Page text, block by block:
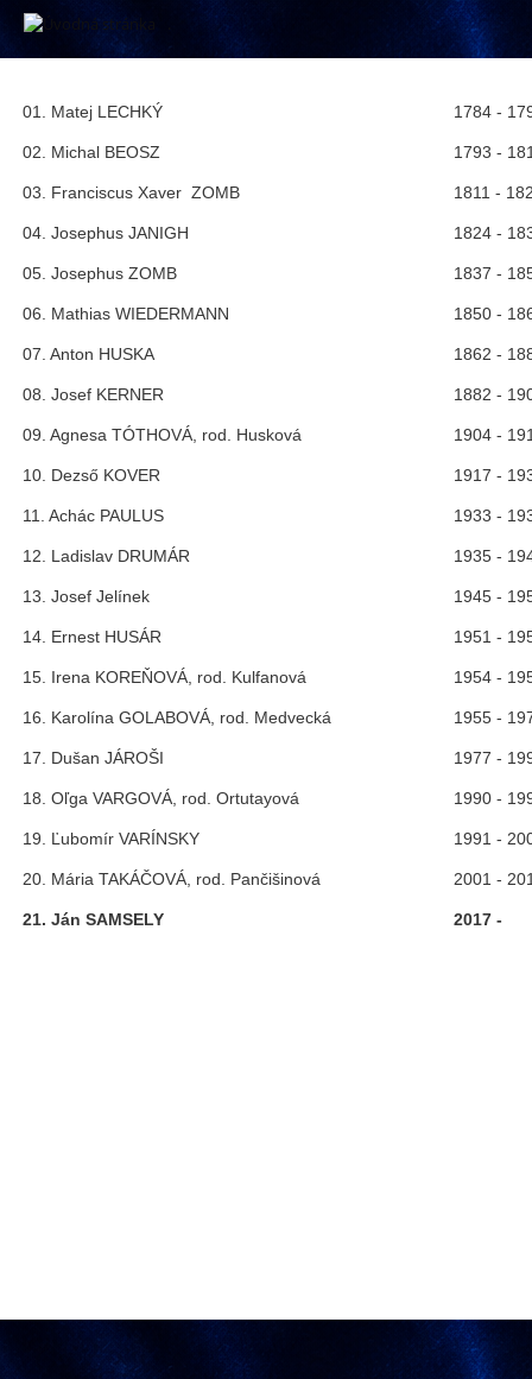
Riaditelia
01. Matej LECHKÝ
02. Michal BEOSZ
03. Franciscus Xaver ZOMB
04. Josephus JANIGH
05. Josephus ZOMB
06. Mathias WIEDERMANN
07. Anton HUSKA
08. Josef KERNER
09. Agnesa TÓTHOVÁ, rod. Husková
10. Dezső KOVER
11. Achác PAULUS
12. Ladislav DRUMÁR
13. Josef Jelínek
14. Ernest HUSÁR
15. Irena KOREŇOVÁ, rod. Kulfanová
16. Karolína GOLABOVÁ, rod. Medvecká
17. Dušan JÁROŠI
18. Oľga VARGOVÁ, rod. Ortutayová
19. Ľubomír VARÍNSKY
20. Mária TAKÁČOVÁ, rod. Pančišinová
21. Ján SAMSELY
1784 -
1793 -
1811 -
1824 -
1837 -
1850 -
1862 -
1882 -
1904 -
1917 -
1933 -
1935 -
1945 -
1951 -
1954 -
1955 -
1977 -
1990 -
1991 -
2001 -
2017 -